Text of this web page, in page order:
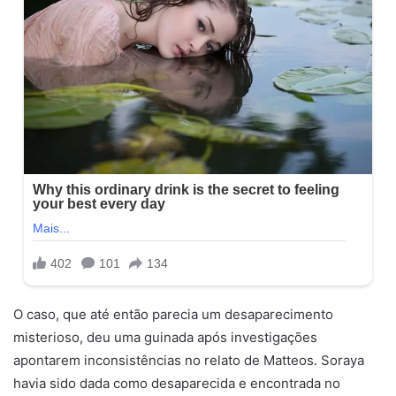
O caso, que até então parecia um desaparecimento
misterioso, deu uma guinada após investigações
apontarem inconsistências no relato de Matteos. Soraya
havia sido dada como desaparecida e encontrada no